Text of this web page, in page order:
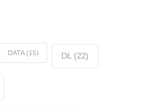
DATA(15) DŁ (22)